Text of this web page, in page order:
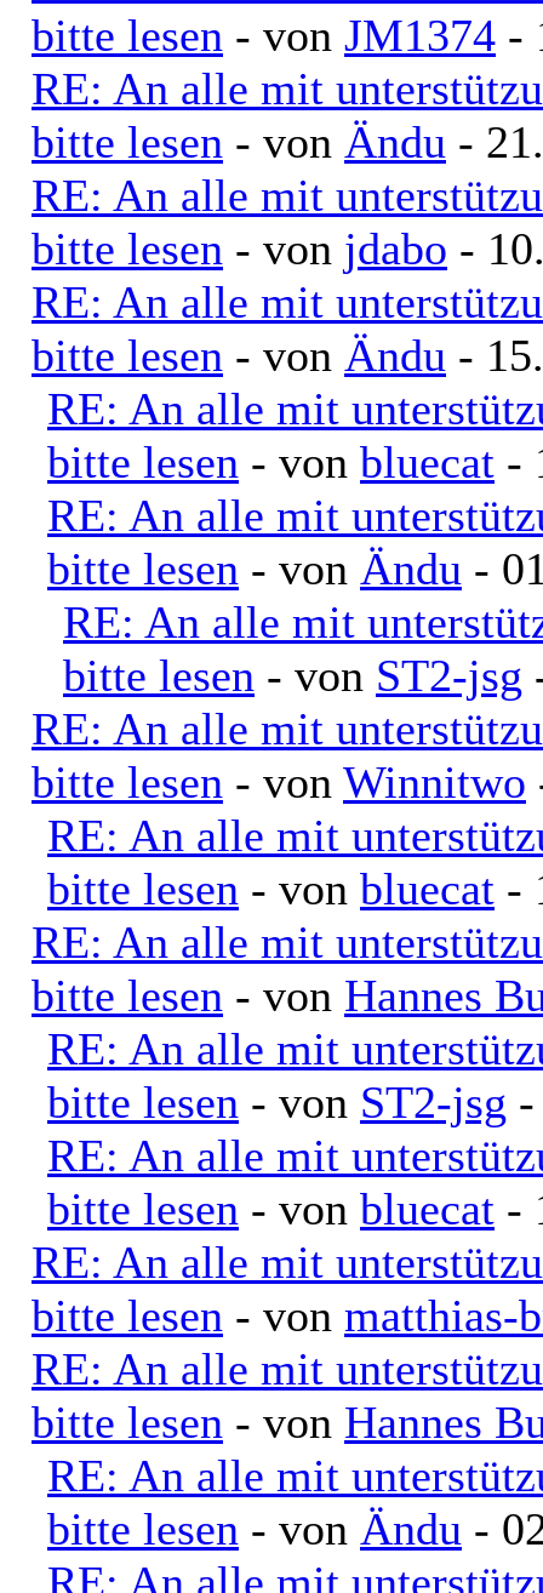
bitte lesen - von JM1374 -
RE: An alle mit
bitte lesen - von Ändu -
RE: An alle mit
bitte lesen - von jdabo -
RE: An alle mit
bitte lesen - von Ändu -
RE: An alle mit
bitte lesen - von bluecat -
RE: An alle mit
bitte lesen - von Ändu -
RE: An alle mit
bitte lesen - von ST2-jsg
RE: An alle mit
bitte lesen - von Winnitwo
RE: An alle mit
bitte lesen - von bluecat -
RE: An alle mit
bitte lesen - von Hannes
RE: An alle mit
bitte lesen - von ST2-jsg
RE: An alle mit
bitte lesen - von bluecat -
RE: An alle mit
bitte lesen - von matthias-
RE: An alle mit
bitte lesen - von Hannes
RE: An alle mit
bitte lesen - von Ändu -
RE: An alle mit